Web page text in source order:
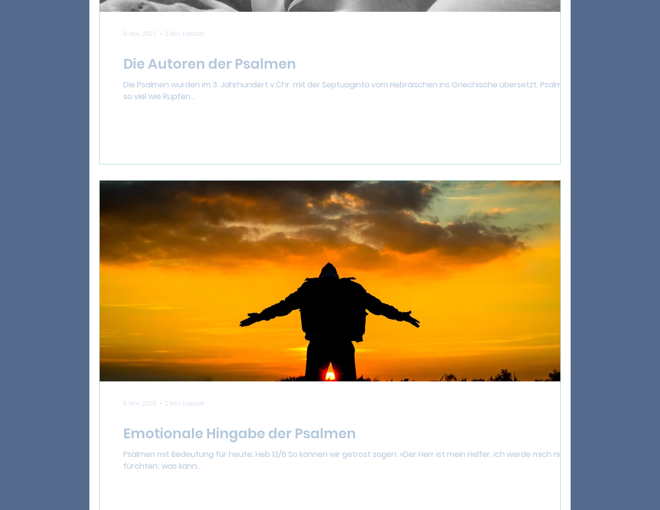
Die Autoren der Psalmen
Die Psalmen wurden im 3. Jahrhundert v.Chr. mit der Septuaginta vom Hebräischen ins Griechische übersetzt. Psalm heißt
so viel wie Rupfen...
9. Nov. 2023 2 Min. Lesezeit
Emotionale Hingabe der Psalmen
Psalmen mit Bedeutung für heute: Heb 13/6 So können wir getrost sagen: »Der Herr ist mein Helfer, ich werde mich nicht
fürchten; was kann...
9. Nov. 2023 2 Min. Lesezeit